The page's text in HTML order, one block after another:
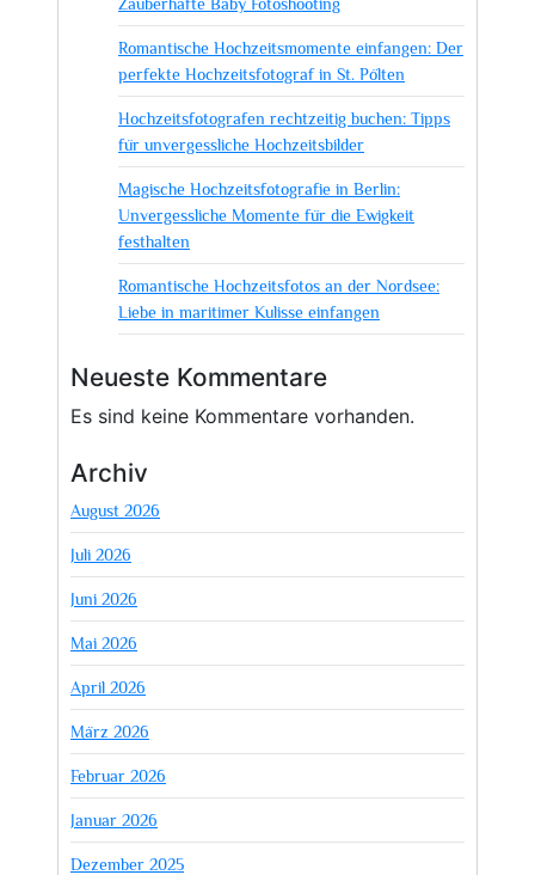
unvergessliche
Erinnerungen
Romantische Hochzeitsmomente einfangen: Der
perfekte Hochzeitsfotograf in St. Pölten
Hochzeitsfotografen rechtzeitig buchen: Tipps
für unvergessliche Hochzeitsbilder
Magische Hochzeitsfotografie in Berlin:
Unvergessliche Momente für die Ewigkeit
festhalten
Romantische Hochzeitsfotos an der Nordsee:
Liebe in maritimer Kulisse einfangen
Neueste Kommentare
Es sind keine Kommentare vorhanden.
Archiv
August 2026
Juli 2026
Juni 2026
Mai 2026
April 2026
März 2026
Februar 2026
Januar 2026
Dezember 2025